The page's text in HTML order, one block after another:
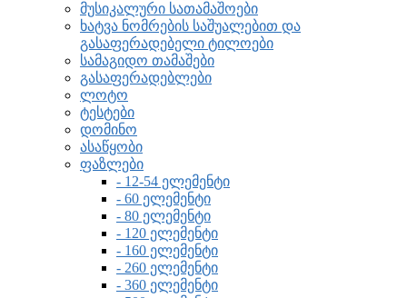
მუსიკალური სათამაშოები
ხატვა ნომრების საშუალებით და
გასაფერადებელი ტილოები
სამაგიდო თამაშები
გასაფერადებლები
ლოტო
ტესტები
დომინო
ასაწყობი
ფაზლები
- 12-54 ელემენტი
- 60 ელემენტი
- 80 ელემენტი
- 120 ელემენტი
- 160 ელემენტი
- 260 ელემენტი
- 360 ელემენტი